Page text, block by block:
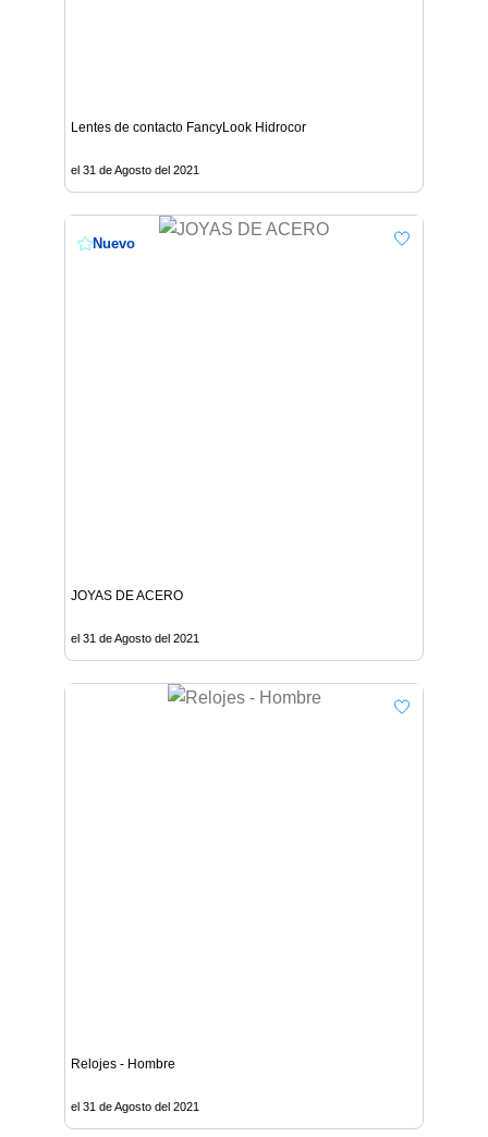
Lentes de contacto FancyLook Hidrocor
el 31 de Agosto del 2021
Nuevo
JOYAS DE ACERO
el 31 de Agosto del 2021
Relojes - Hombre
el 31 de Agosto del 2021